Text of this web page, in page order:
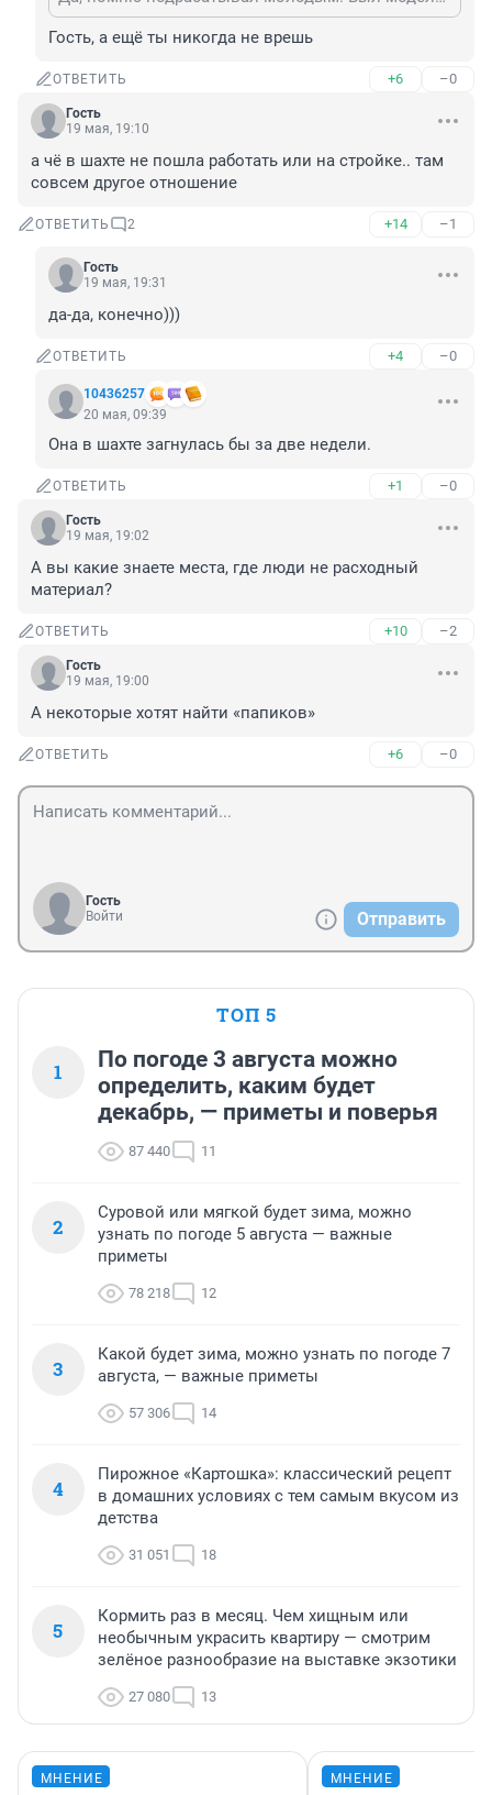
Гость, а ещё ты никогда не врешь
ОТВЕТИТЬ +6 –0
Гость
19 мая, 19:10
а чё в шахте не пошла работать или на стройке.. там
совсем другое отношение
ОТВЕТИТЬ 2 +14 –1
Гость
19 мая, 19:31
да-да, конечно)))
ОТВЕТИТЬ +4 –0
10436257
20 мая, 09:39
Она в шахте загнулась бы за две недели.
ОТВЕТИТЬ +1 –0
Гость
19 мая, 19:02
А вы какие знаете места, где люди не расходный
материал?
ОТВЕТИТЬ +10 –2
Гость
19 мая, 19:00
А некоторые хотят найти «папиков»
ОТВЕТИТЬ +6 –0
Гость
Войти
Отправить
ТОП 5
1
По погоде 3 августа можно
определить, каким будет
декабрь, — приметы и поверья
87 440 11
2
Суровой или мягкой будет зима, можно
узнать по погоде 5 августа — важные
приметы
78 218 12
3
Какой будет зима, можно узнать по погоде 7
августа, — важные приметы
57 306 14
4
Пирожное «Картошка»: классический рецепт
в домашних условиях с тем самым вкусом из
детства
31 051 18
5
Кормить раз в месяц. Чем хищным или
необычным украсить квартиру — смотрим
зелёное разнообразие на выставке экзотики
27 080 13
МНЕНИЕ МНЕНИЕ